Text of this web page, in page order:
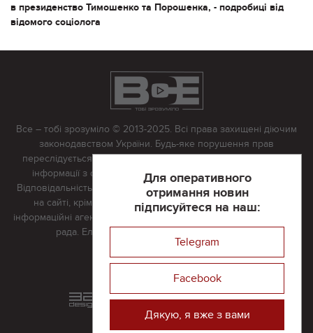
в президенство Тимошенко та Порошенка, - подробиці від
відомого соціолога
Для оперативного
отримання новин
підписуйтеся на наш:
Telegram
Facebook
Дякую, я вже з вами
Все – тобі зрозуміло © 2013-2025. Всі права захищені діючим
законодавством України. Будь-яке порушення прав
переслідується в судовому порядку. Будь-яке відтворення
інформації з сайту тільки з письмово дозволу редакції.
Відповідальність за достовірність усіх матеріалів, розміщених
на сайті, крім матеріалів, які містять посилання на інші
інформаційні агентства або інтернет-видання, несе редакційна
рада. Електронна пошта:
Реклама на сайті
Розроблений та підтримується